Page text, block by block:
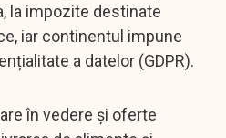
la impozite destinate
iar continentul impune
a datelor (GDPR).
în vedere și oferte